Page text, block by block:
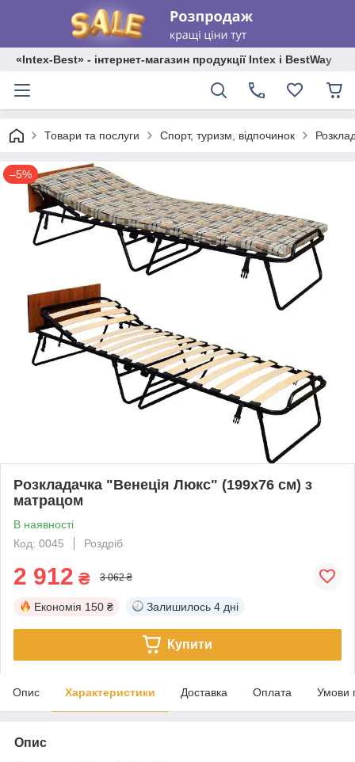
«Intex-Best» - інтернет-магазин продукції Intex і BestWay
Товари та послуги Спорт, туризм, відпочинок
–5%
Розкладачка "Венеція Люкс" (199х76 см) з
матрацом
В наявності
Код: 0045
Роздріб
2 912 ₴ 3 062 ₴
Економія 150 ₴ Залишилось 4 дні
Купити
Опис Характеристики Доставка Оплата Умови
Опис